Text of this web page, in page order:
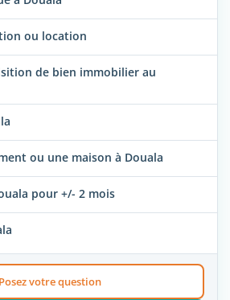
ou location
de bien immobilier au
ou une maison à Douala
pour +/- 2 mois
Posez votre question